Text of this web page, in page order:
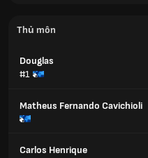
Thủ môn
Douglas
#1
Matheus Fernando Cavichioli
Carlos Henrique